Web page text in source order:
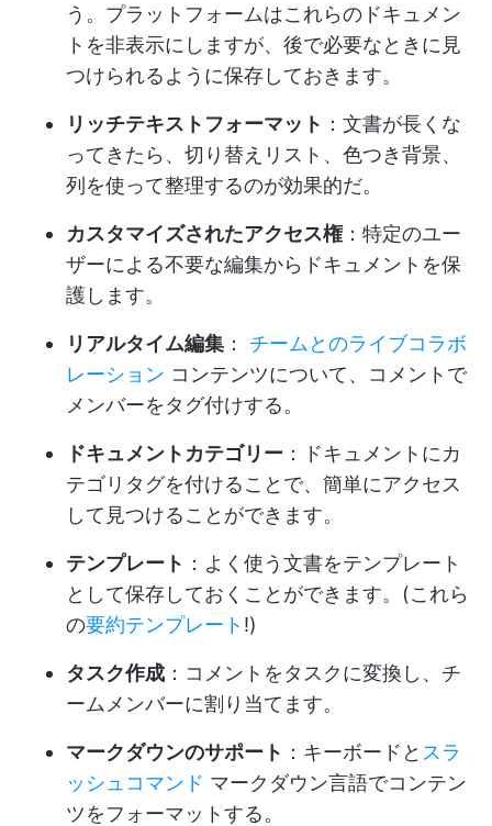
う。プラットフォームはこれらのドキュメン
トを非表示にしますが、後で必要なときに見
つけられるように保存しておきます。
リッチテキストフォーマット ：文書が長くな
ってきたら、切り替えリスト、色つき背景、
列を使って整理するのが効果的だ。
カスタマイズされたアクセス権：特定のユー
ザーによる不要な編集からドキュメントを保
護します。
リアルタイム編集 ： チームとのライブコラボ
レーション コンテンツについて、コメントで
メンバーをタグ付けする。
ドキュメントカテゴリー ：ドキュメントにカ
テゴリタグを付けることで、簡単にアクセス
して見つけることができます。
テンプレート ：よく使う文書をテンプレート
として保存しておくことができます。(これら
の要約テンプレート !)
タスク作成 ：コメントをタスクに変換し、チ
ームメンバーに割り当てます。
マークダウンのサポート ：キーボードと スラ
ッシュコマンド マークダウン言語でコンテン
ツをフォーマットする。